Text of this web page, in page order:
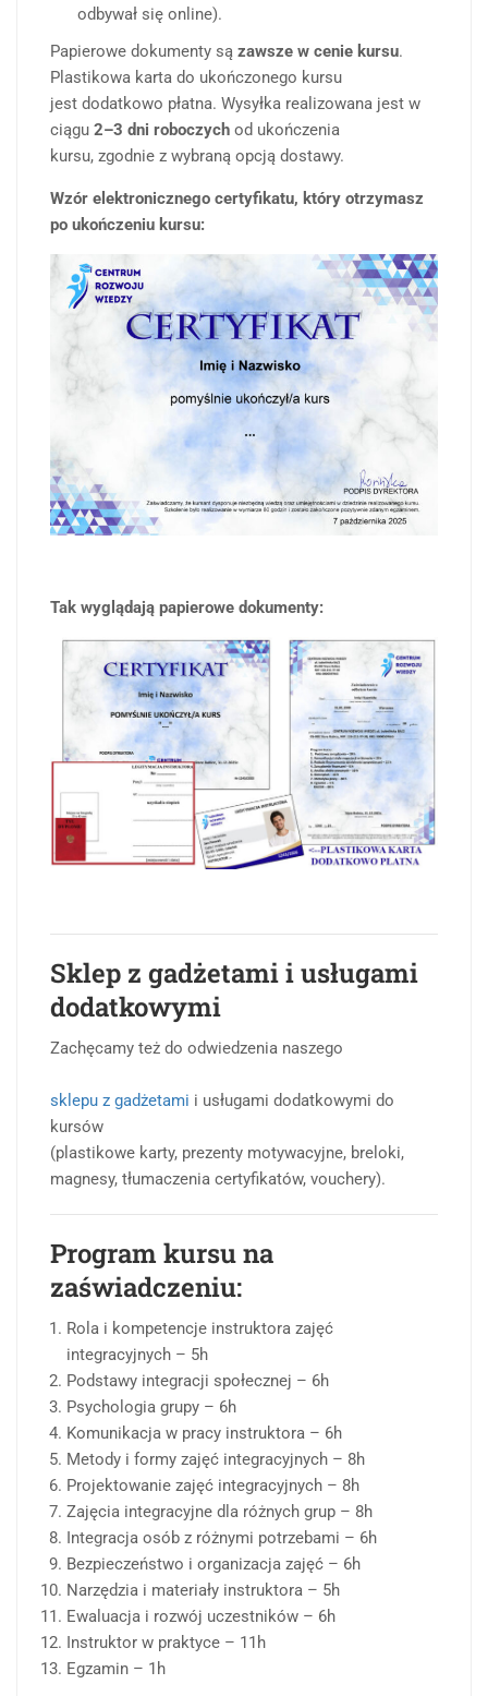
odbywał się online).
Papierowe dokumenty są zawsze w cenie kursu.
Plastikowa karta do ukończonego kursu
jest dodatkowo płatna. Wysyłka realizowana jest w
ciągu 2–3 dni roboczych od ukończenia
kursu, zgodnie z wybraną opcją dostawy.
Wzór elektronicznego certyfikatu, który otrzymasz
po ukończeniu kursu:
Tak wyglądają papierowe dokumenty:
Sklep z gadżetami i usługami
dodatkowymi
Zachęcamy też do odwiedzenia naszego
sklepu z gadżetami i usługami dodatkowymi do
kursów
(plastikowe karty, prezenty motywacyjne, breloki,
magnesy, tłumaczenia certyfikatów, vouchery).
Program kursu na
zaświadczeniu:
Rola i kompetencje instruktora zajęć
integracyjnych – 5h
Podstawy integracji społecznej – 6h
Psychologia grupy – 6h
Komunikacja w pracy instruktora – 6h
Metody i formy zajęć integracyjnych – 8h
Projektowanie zajęć integracyjnych – 8h
Zajęcia integracyjne dla różnych grup – 8h
Integracja osób z różnymi potrzebami – 6h
Bezpieczeństwo i organizacja zajęć – 6h
Narzędzia i materiały instruktora – 5h
Ewaluacja i rozwój uczestników – 6h
Instruktor w praktyce – 11h
Egzamin – 1h